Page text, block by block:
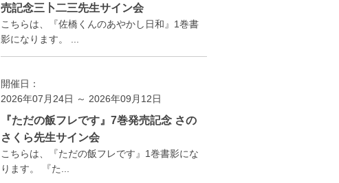
売記念三卜二三先生サイン会
こちらは、『佐橋くんのあやかし日和』1巻書
影になります。 ...
開催日：
2026年07月24日 ～ 2026年09月12日
『ただの飯フレです』7巻発売記念 さの
さくら先生サイン会
こちらは、『ただの飯フレです』1巻書影にな
ります。 『た...